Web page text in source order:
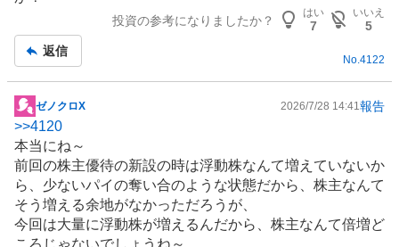
板
投資の参考になりましたか？
はい
7
いいえ
5
返信
No.4122
掲
示
板
記
事
ゼノクロX 2026/7/28 14:41報告
>>4120
本当にね～
前回の株主優待の新設の時は浮動株なんて増えていないか
ら、少ないパイの奪い合のような状態だから、株主なんて
そう増える余地がなかっただろうが、
今回は大量に浮動株が増えるんだから、株主なんて倍増ど